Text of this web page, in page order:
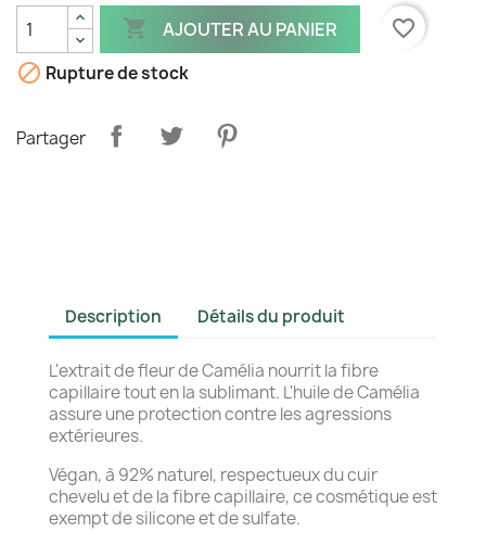
 AJOUTER AU PANIER
favorite_border
 Rupture de stock
Partager
Description Détails du produit
L'extrait de fleur de Camélia nourrit la fibre
capillaire tout en la sublimant. L'huile de Camélia
assure une protection contre les agressions
extérieures.
Végan, à 92% naturel, respectueux du cuir
chevelu et de la fibre capillaire, ce cosmétique est
exempt de silicone et de sulfate.